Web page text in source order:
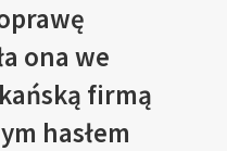
ona we
firmą
hasłem